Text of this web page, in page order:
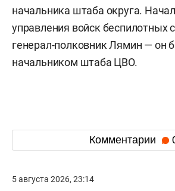
начальника штаба округа.
управления войск беспилотных
генерал-полковник Лямин — он
начальником штаба ЦВО.
Комментарии
5 августа 2026, 23:14